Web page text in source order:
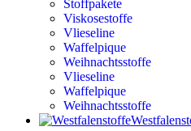
Stoffpakete
Viskosestoffe
Vlieseline
Waffelpique
Weihnachtsstoffe
Vlieseline
Waffelpique
Weihnachtsstoffe